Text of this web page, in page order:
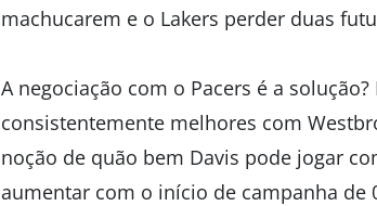
machucarem e o Lakers perder duas
A negociação com o Pacers é a
consistentemente melhores com
noção de quão bem Davis pode jogar
aumentar com o início de campanha